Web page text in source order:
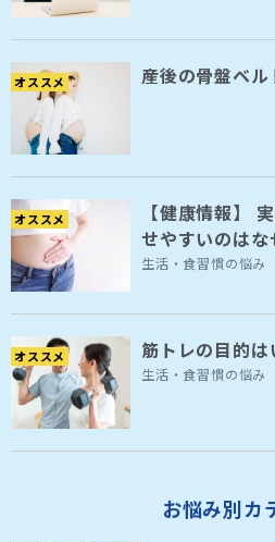
オススメ 産後の骨盤ベル
オススメ
【健康情報】
せやすいのはな
生活・食習慣の悩み
オススメ 筋トレの目的は
生活・食習慣の悩み
お悩み別カ